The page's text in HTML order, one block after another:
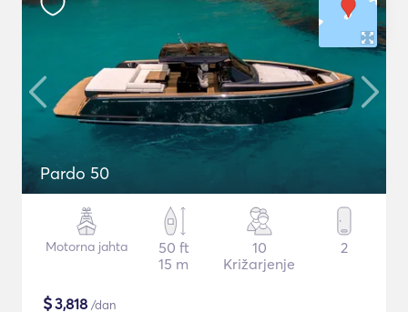
Pardo 50
Motorna jahta
50 ft
15 m
10
Križarjenje
2
$3,818 /dan